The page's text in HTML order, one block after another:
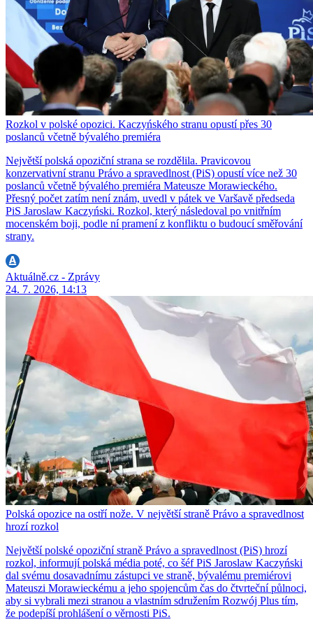
Rozkol v polské opozici. Kaczyńského stranu opustí přes 30
poslanců včetně bývalého premiéra
Největší polská opoziční strana se rozdělila. Pravicovou
konzervativní stranu Právo a spravedlnost (PiS) opustí více než 30
poslanců včetně bývalého premiéra Mateusze Morawieckého.
Přesný počet zatím není znám, uvedl v pátek ve Varšavě předseda
PiS Jaroslaw Kaczyński. Rozkol, který následoval po vnitřním
mocenském boji, podle ní pramení z konfliktu o budoucí směřování
strany.
Aktuálně.cz - Zprávy
24. 7. 2026, 14:13
Polská opozice na ostří nože. V největší straně Právo a spravedlnost
hrozí rozkol
Největší polské opoziční straně Právo a spravedlnost (PiS) hrozí
rozkol, informují polská média poté, co šéf PiS Jaroslaw Kaczyński
dal svému dosavadnímu zástupci ve straně, bývalému premiérovi
Mateuszi Morawieckému a jeho spojencům čas do čtvrteční půlnoci,
aby si vybrali mezi stranou a vlastním sdružením Rozwój Plus tím,
že podepíší prohlášení o věrnosti PiS.